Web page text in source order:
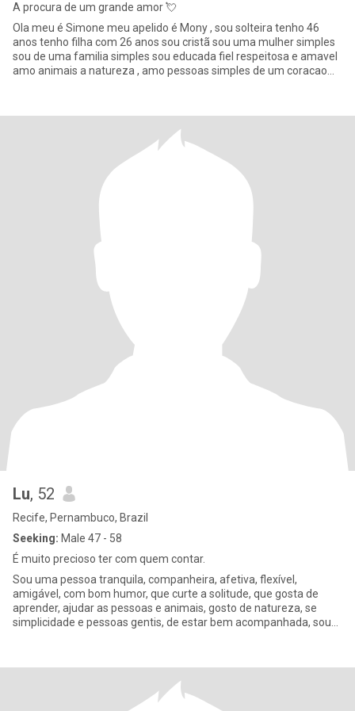
A procura de um grande amor 💘
Ola meu é Simone meu apelido é Mony , sou solteira tenho 46
anos tenho filha com 26 anos sou cristã sou uma mulher simples
sou de uma familia simples sou educada fiel respeitosa e amavel
amo animais a natureza , amo pessoas simples de um coracao
Lu, 52
Recife, Pernambuco, Brazil
Seeking: Male 47 - 58
É muito precioso ter com quem contar.
Sou uma pessoa tranquila, companheira, afetiva, flexível,
amigável, com bom humor, que curte a solitude, que gosta de
aprender, ajudar as pessoas e animais, gosto de natureza, se
simplicidade e pessoas gentis, de estar bem acompanhada, sou